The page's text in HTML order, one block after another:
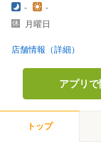
-
-
月曜日
店舗情報（詳細）
アプリで
トップ